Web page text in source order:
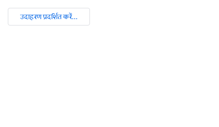
उदाहरण प्रदर्शित करें...